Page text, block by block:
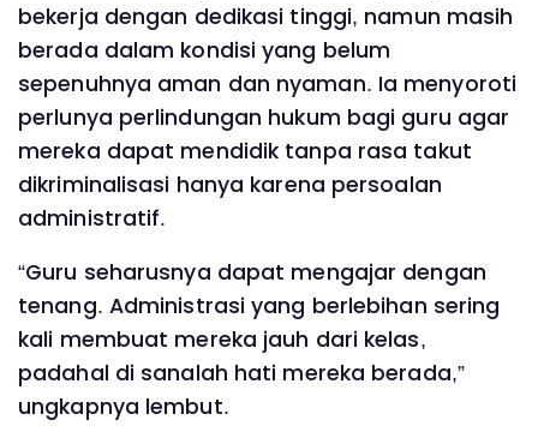
bekerja dengan dedikasi tinggi, namun masih
berada dalam kondisi yang belum
sepenuhnya aman dan nyaman. Ia menyoroti
perlunya perlindungan hukum bagi guru agar
mereka dapat mendidik tanpa rasa takut
dikriminalisasi hanya karena persoalan
administratif.
“Guru seharusnya dapat mengajar dengan
tenang. Administrasi yang berlebihan sering
kali membuat mereka jauh dari kelas,
padahal di sanalah hati mereka berada,”
ungkapnya lembut.